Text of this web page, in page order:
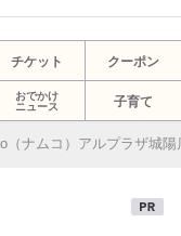
チケット クーポン
おでかけ
ニュース
子育て
（ナムコ）アルプラザ城陽